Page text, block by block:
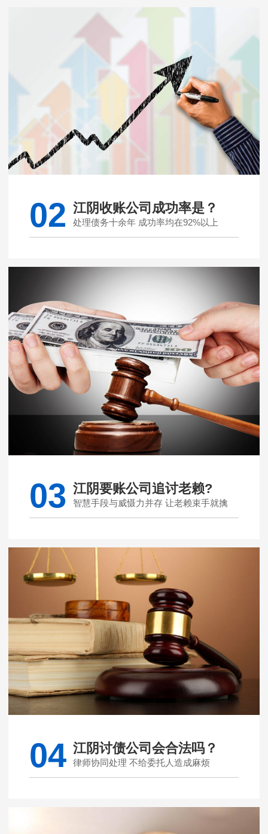
02 江阴收账公司成功率是？
处理债务十余年 成功率均在92%以上
03 江阴要账公司追讨老赖?
智慧手段与威慑力并存 让老赖束手就擒
04 江阴讨债公司会合法吗？
律师协同处理 不给委托人造成麻烦